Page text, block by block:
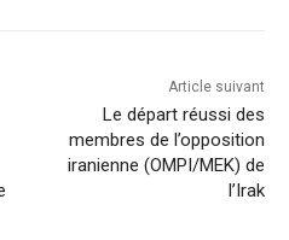
Article suivant
Le départ réussi des
membres de l’opposition
iranienne (OMPI/MEK) de
l’Irak